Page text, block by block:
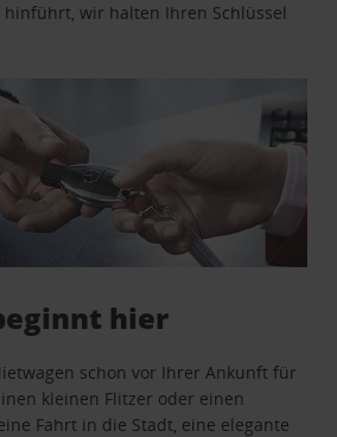
hinführt, wir halten Ihren Schlüssel
hier
schon vor Ihrer Ankunft für
kleinen Flitzer oder einen
Fahrt in die Stadt, eine elegante